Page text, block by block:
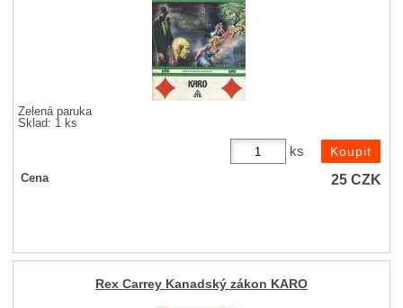
Zelená paruka
Sklad: 1 ks
ks
Cena 25CZK
Rex Carrey Kanadský zákon KARO